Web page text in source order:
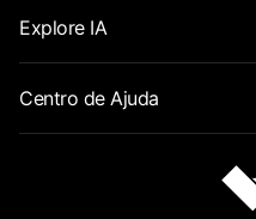
Explore IA
Centro de Ajuda